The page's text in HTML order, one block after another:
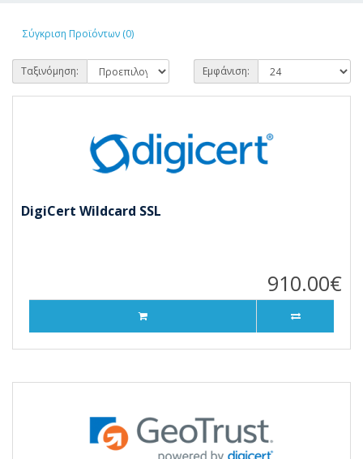
Σύγκριση Προϊόντων (0)
Ταξινόμηση: Εμφάνιση:
DigiCert Wildcard SSL
910.00€